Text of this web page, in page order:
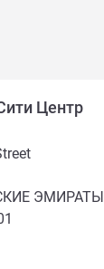
Центр
ЭМИРАТЫ